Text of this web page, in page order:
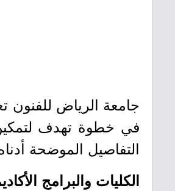
جامعة الرياض للفنون
في خطوة تهدف
التفاصيل الموضحة
الكليات والبرامج